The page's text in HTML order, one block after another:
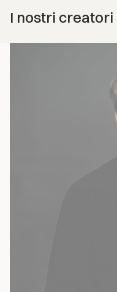
I nostri creatori